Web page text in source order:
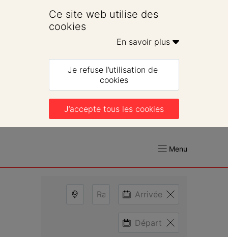
Ce site web utilise des
cookies
En savoir plus
Je refuse l’utilisation de
cookies
J’accepte tous les cookies
Menu